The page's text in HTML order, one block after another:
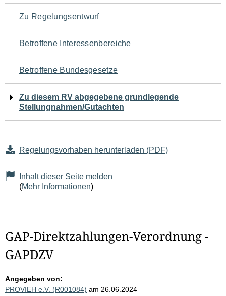
für
den
Seiteninhalt
Zu Regelungsentwurf
Betroffene Interessenbereiche
Betroffene Bundesgesetze
Zu diesem RV abgegebene grundlegende
Stellungnahmen/Gutachten
Regelungsvorhaben herunterladen (PDF)
Inhalt dieser Seite melden
(Mehr Informationen)
GAP-Direktzahlungen-Verordnung -
GAPDZV
Angegeben von:
PROVIEH e.V. (R001084) am 26.06.2024